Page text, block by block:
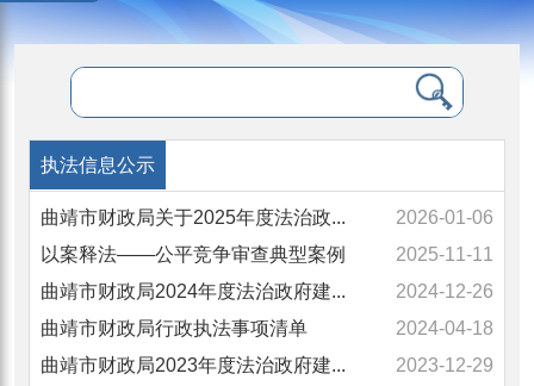
执法信息公示
曲靖市财政局关于2025年度法治政...
2026-01-06
以案释法——公平竞争审查典型案例
2025-11-11
曲靖市财政局2024年度法治政府建...
2024-12-26
曲靖市财政局行政执法事项清单
2024-04-18
曲靖市财政局2023年度法治政府建...
2023-12-29